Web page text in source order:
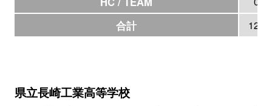
合計 129
県立長崎工業高等学校